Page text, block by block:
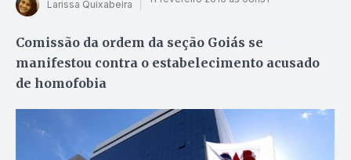
Larissa Quixabeira
Comissão da ordem da seção Goiás se
manifestou contra o estabelecimento acusado
de homofobia